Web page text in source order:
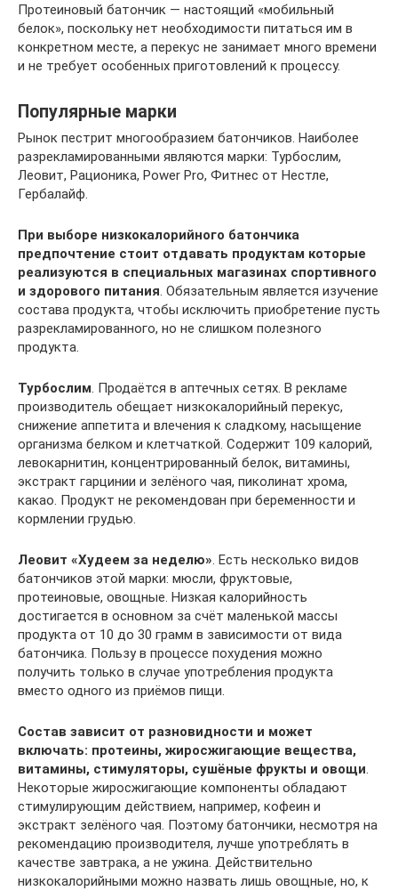
Протеиновый батончик — настоящий «мобильный
белок», поскольку нет необходимости питаться им в
конкретном месте, а перекус не занимает много времени
и не требует особенных приготовлений к процессу.
Популярные марки
Рынок пестрит многообразием батончиков. Наиболее
разрекламированными являются марки: Турбослим,
Леовит, Рационика, Power Pro, Фитнес от Нестле,
Гербалайф.
При выборе низкокалорийного батончика
предпочтение стоит отдавать продуктам которые
реализуются в специальных магазинах спортивного
и здорового питания. Обязательным является изучение
состава продукта, чтобы исключить приобретение пусть
разрекламированного, но не слишком полезного
продукта.
Турбослим. Продаётся в аптечных сетях. В рекламе
производитель обещает низкокалорийный перекус,
снижение аппетита и влечения к сладкому, насыщение
организма белком и клетчаткой. Содержит 109 калорий,
левокарнитин, концентрированный белок, витамины,
экстракт гарцинии и зелёного чая, пиколинат хрома,
какао. Продукт не рекомендован при беременности и
кормлении грудью.
Леовит «Худеем за неделю». Есть несколько видов
батончиков этой марки: мюсли, фруктовые,
протеиновые, овощные. Низкая калорийность
достигается в основном за счёт маленькой массы
продукта от 10 до 30 грамм в зависимости от вида
батончика. Пользу в процессе похудения можно
получить только в случае употребления продукта
вместо одного из приёмов пищи.
Состав зависит от разновидности и может
включать: протеины, жиросжигающие вещества,
витамины, стимуляторы, сушёные фрукты и овощи.
Некоторые жиросжигающие компоненты обладают
стимулирующим действием, например, кофеин и
экстракт зелёного чая. Поэтому батончики, несмотря на
рекомендацию производителя, лучше употреблять в
качестве завтрака, а не ужина. Действительно
низкокалорийными можно назвать лишь овощные, но, к